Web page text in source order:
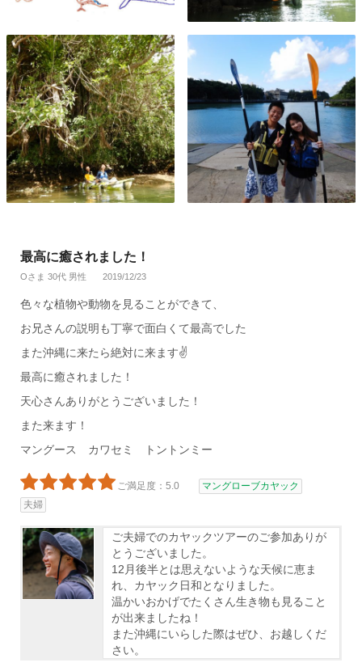
最高に癒されました！
Oさま 30代 男性 2019/12/23
色々な植物や動物を見ることができて、
お兄さんの説明も丁寧で面白くて最高でした
また沖縄に来たら絶対に来ます✌
最高に癒されました！
天心さんありがとうございました！
また来ます！
マングース カワセミ トントンミー
ご満足度：5.0
マングローブカヤック
夫婦
ご夫婦でのカヤックツアーのご参加ありが
とうございました。
12月後半とは思えないような天候に恵ま
れ、カヤック日和となりました。
温かいおかげでたくさん生き物も見ること
が出来ましたね！
また沖縄にいらした際はぜひ、お越しくだ
さい。